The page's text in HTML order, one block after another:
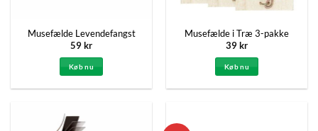
Musefælde Levendefangst
59kr
Køb nu
Musefælde i Træ 3-pakke
39kr
Køb nu